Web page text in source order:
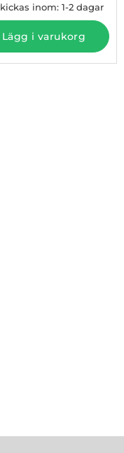
inom: 1-2 dagar
Lägg i varukorg